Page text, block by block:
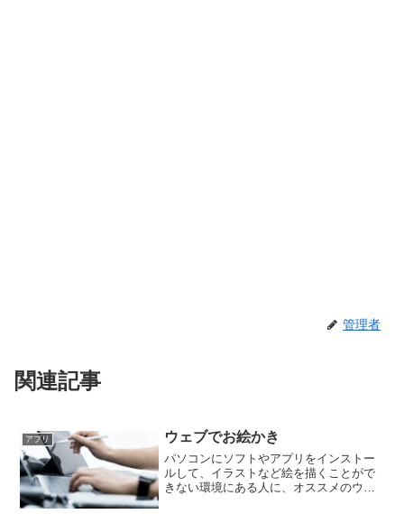
管理者
関連記事
アプリ ウェブでお絵かき
パソコンにソフトやアプリをインストー
ルして、イラストなど絵を描くことがで
きない環境にある人に、オススメのウェ